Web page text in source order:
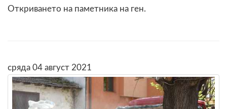
Откриването на паметника на ген.
сряда 04 август 2021